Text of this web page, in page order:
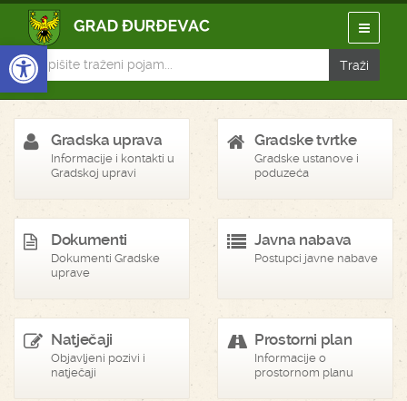
Open toolbar
Gradska uprava
Informacije i kontakti u
Gradskoj upravi
Gradske tvrtke
Gradske ustanove i
poduzeća
Dokumenti
Dokumenti Gradske
uprave
Javna nabava
Postupci javne nabave
Natječaji
Objavljeni pozivi i
natječaji
Prostorni plan
Informacije o
prostornom planu